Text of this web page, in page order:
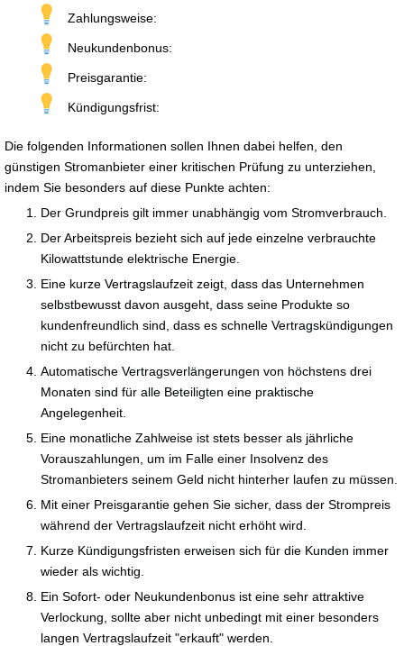
Zahlungsweise:
Neukundenbonus:
Preisgarantie:
Kündigungsfrist:
Die folgenden Informationen sollen Ihnen dabei helfen, den
günstigen Stromanbieter einer kritischen Prüfung zu unterziehen,
indem Sie besonders auf diese Punkte achten:
Der Grundpreis gilt immer unabhängig vom Stromverbrauch.
Der Arbeitspreis bezieht sich auf jede einzelne verbrauchte
Kilowattstunde elektrische Energie.
Eine kurze Vertragslaufzeit zeigt, dass das Unternehmen
selbstbewusst davon ausgeht, dass seine Produkte so
kundenfreundlich sind, dass es schnelle Vertragskündigungen
nicht zu befürchten hat.
Automatische Vertragsverlängerungen von höchstens drei
Monaten sind für alle Beteiligten eine praktische
Angelegenheit.
Eine monatliche Zahlweise ist stets besser als jährliche
Vorauszahlungen, um im Falle einer Insolvenz des
Stromanbieters seinem Geld nicht hinterher laufen zu müssen.
Mit einer Preisgarantie gehen Sie sicher, dass der Strompreis
während der Vertragslaufzeit nicht erhöht wird.
Kurze Kündigungsfristen erweisen sich für die Kunden immer
wieder als wichtig.
Ein Sofort- oder Neukundenbonus ist eine sehr attraktive
Verlockung, sollte aber nicht unbedingt mit einer besonders
langen Vertragslaufzeit "erkauft" werden.